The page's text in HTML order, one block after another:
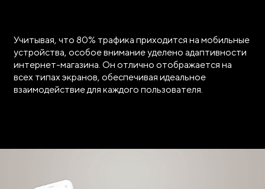
Учитывая, что 80% трафика приходится на мобильные
устройства, особое внимание уделено адаптивности
интернет-магазина. Он отлично отображается на
всех типах экранов, обеспечивая идеальное
взаимодействие для каждого пользователя.